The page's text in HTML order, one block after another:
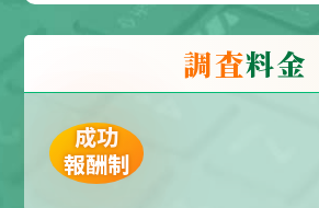
調査料金
成功
報酬制